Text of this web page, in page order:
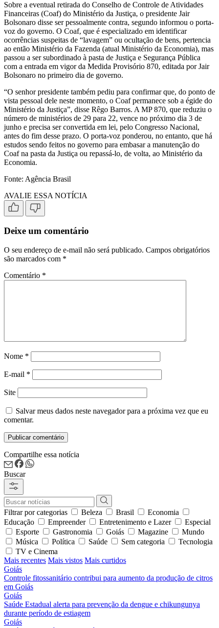
Sobre a eventual retirada do Conselho de Controle de Atividades
Financeiras (Coaf) do Ministério da Justiça, o presidente Jair
Bolsonaro disse ser pessoalmente contra, segundo informou o porta-
voz do governo. O Coaf, que é especializado em identificar
ocorrências suspeitas de “lavagem” ou ocultação de bens, pertencia
ao então Ministério da Fazenda (atual Ministério da Economia), mas
passou a ser subordinado à pasta de Justiça e Segurança Pública
com a entrada em vigor da Medida Provisório 870, editada por Jair
Bolsonaro no primeiro dia de governo.
“O senhor presidente também pediu para confirmar que, do ponto de
vista pessoal dele neste momento, o Coaf permanece sob a égide do
Ministério da Justiça”, disse Rêgo Barros. A MP 870, que reduziu o
número de ministérios de 29 para 22, vence no próximo dia 3 de
junho e precisa ser convertida em lei, pelo Congresso Nacional,
antes do fim desse prazo. O porta-voz ponderou, no entanto, que há
estudos sendo feitos no governo para embasar a manutenção do
Coaf na pasta da Justiça ou repassá-lo, de volta, ao Ministério da
Economia.
Fonte: Agência Brasil
AVALIE ESSA NOTÍCIA
Deixe um comentário
O seu endereço de e-mail não será publicado. Campos obrigatórios
são marcados com *
Comentário *
Nome *
E-mail *
Site
Salvar meus dados neste navegador para a próxima vez que eu
comentar.
Compartilhe essa notícia
Buscar
Filtrar por categorias Beleza Brasil
Economia
Educação
Empreender Entretenimento e Lazer
Especial
Esporte
Gastronomia Goiás Magazine
Mundo
Música
Política Saúde Sem categoria
Tecnologia
TV e Cinema
Mais recentes Mais vistos Mais curtidos
Goiás
Controle fitossanitário contribui para aumento da produção de citros
em Goiás
Goiás
Saúde Estadual alerta para prevenção da dengue e chikungunya
durante período de estiagem
Goiás